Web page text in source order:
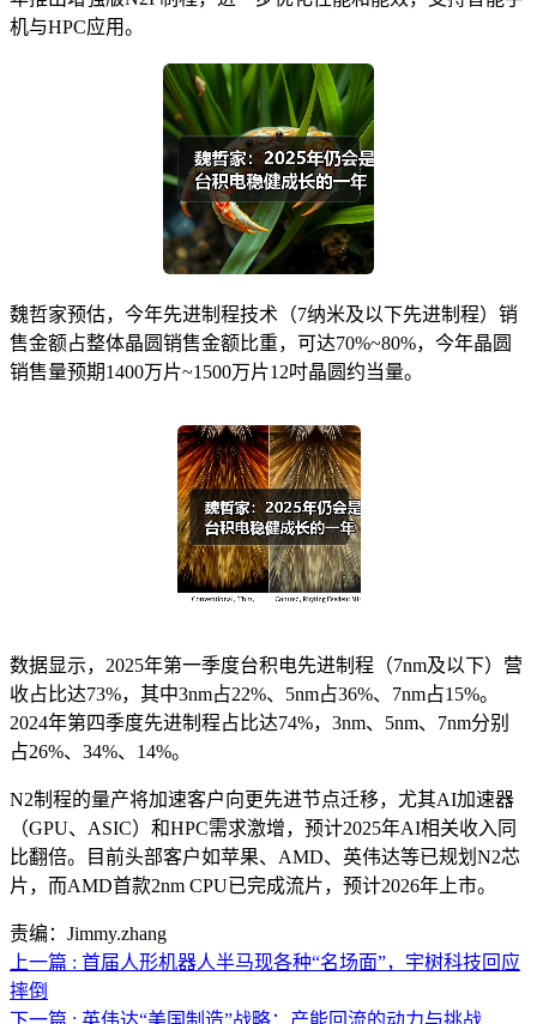
机与HPC应用。
魏哲家预估，今年先进制程技术（7纳米及以下先进制程）销
售金额占整体晶圆销售金额比重，可达70%~80%，今年晶圆
销售量预期1400万片~1500万片12吋晶圆约当量。
数据显示，2025年第一季度台积电先进制程（7nm及以下）营
收占比达73%，其中3nm占22%、5nm占36%、7nm占15%。
2024年第四季度先进制程占比达74%，3nm、5nm、7nm分别
占26%、34%、14%。
N2制程的量产将加速客户向更先进节点迁移，尤其AI加速器
（GPU、ASIC）和HPC需求激增，预计2025年AI相关收入同
比翻倍。目前头部客户如苹果、AMD、英伟达等已规划N2芯
片，而AMD首款2nm CPU已完成流片，预计2026年上市。
责编：Jimmy.zhang
上一篇 : 首届人形机器人半马现各种“名场面”，宇树科技回应
摔倒
下一篇 : 英伟达“美国制造”战略：产能回流的动力与挑战